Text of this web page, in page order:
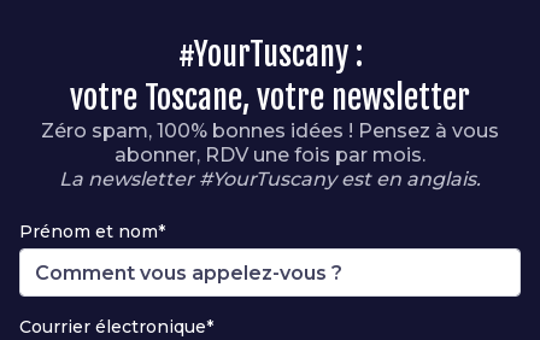
#YourTuscany :
votre Toscane, votre newsletter
Zéro spam, 100% bonnes idées ! Pensez à vous
abonner, RDV une fois par mois.
La newsletter #YourTuscany est en anglais.
Prénom et nom*
Courrier électronique*